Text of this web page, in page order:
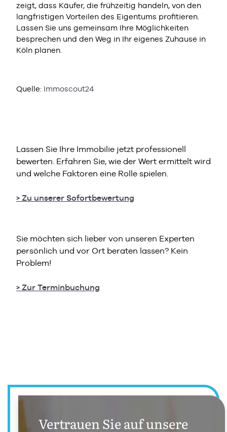
zeigt, dass Käufer, die frühzeitig handeln, von den
langfristigen Vorteilen des Eigentums profitieren.
Lassen Sie uns gemeinsam Ihre Möglichkeiten
besprechen und den Weg in Ihr eigenes Zuhause in
Köln planen.
Quelle: Immoscout24
Lassen Sie Ihre Immobilie jetzt professionell
bewerten. Erfahren Sie, wie der Wert ermittelt wird
und welche Faktoren eine Rolle spielen.
> Zu unserer Sofortbewertung
Sie möchten sich lieber von unseren Experten
persönlich und vor Ort beraten lassen? Kein
Problem!
> Zur Terminbuchung
Vertrauen Sie auf unsere